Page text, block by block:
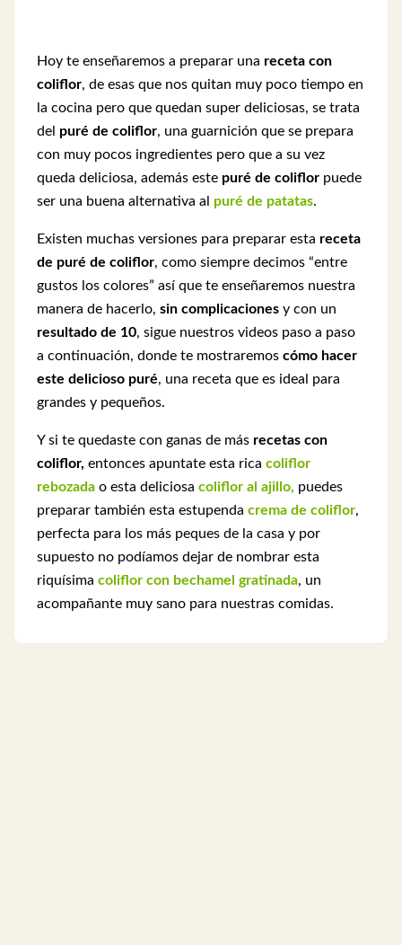
Hoy te enseñaremos a preparar una receta con
coliflor, de esas que nos quitan muy poco tiempo en
la cocina pero que quedan super deliciosas, se trata
del puré de coliflor, una guarnición que se prepara
con muy pocos ingredientes pero que a su vez
queda deliciosa, además este puré de coliflor puede
ser una buena alternativa al puré de patatas.
Existen muchas versiones para preparar esta receta
de puré de coliflor, como siempre decimos “entre
gustos los colores” así que te enseñaremos nuestra
manera de hacerlo, sin complicaciones y con un
resultado de 10, sigue nuestros videos paso a paso
a continuación, donde te mostraremos cómo hacer
este delicioso puré, una receta que es ideal para
grandes y pequeños.
Y si te quedaste con ganas de más recetas con
coliflor, entonces apuntate esta rica coliflor
rebozada o esta deliciosa coliflor al ajillo, puedes
preparar también esta estupenda crema de coliflor,
perfecta para los más peques de la casa y por
supuesto no podíamos dejar de nombrar esta
riquísima coliflor con bechamel gratinada, un
acompañante muy sano para nuestras comidas.